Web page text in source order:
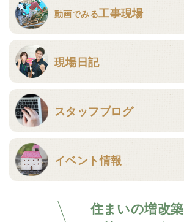
動画でみる工事現場
現場日記
スタッフブログ
イベント情報
住まいの増改築